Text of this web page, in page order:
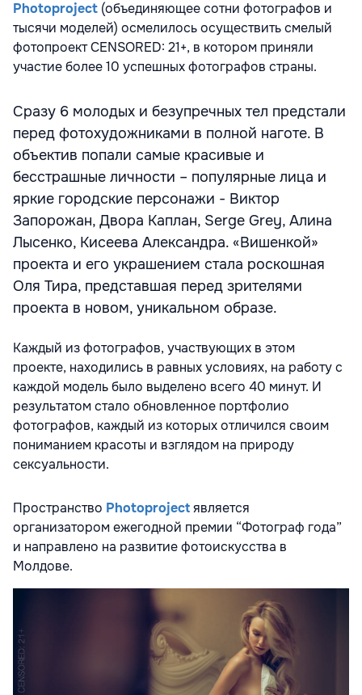
Photoproject (объединяющее сотни фотографов и
тысячи моделей) осмелилось осуществить смелый
фотопроект CENSORED: 21+, в котором приняли
участие более 10 успешных фотографов страны.
Сразу 6 молодых и безупречных тел предстали
перед фотохудожниками в полной наготе. В
объектив попали самые красивые и
бесстрашные личности – популярные лица и
яркие городские персонажи - Виктор
Запорожан, Двора Каплан, Serge Grey, Алина
Лысенко, Кисеева Александра. «Вишенкой»
проекта и его украшением стала роскошная
Оля Тира, представшая перед зрителями
проекта в новом, уникальном образе.
Каждый из фотографов, участвующих в этом
проекте, находились в равных условиях, на работу с
каждой модель было выделено всего 40 минут. И
результатом стало обновленное портфолио
фотографов, каждый из которых отличился своим
пониманием красоты и взглядом на природу
сексуальности.
Пространство Photoprojectявляется
организатором ежегодной премии “Фотограф года”
и направлено на развитие фотоискусства в
Молдове.